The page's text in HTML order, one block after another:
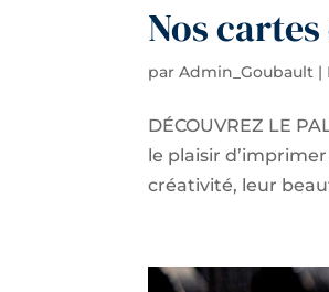
Nos
parAdmin_Goubault |
DÉCOUVREZ LE
le plaisir
créativité, leur